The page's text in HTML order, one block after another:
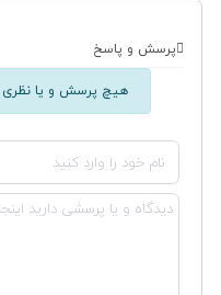
پرسش و پاسخ
هیچ پرسش و یا نظری